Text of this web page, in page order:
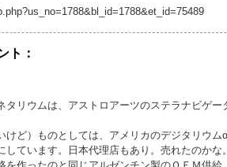
ト：
タリウムは、アストロアーツのステラナビゲ
けど）ものとしては、アメリカのデジタリウ
しています。日本代理店もあり。売れたのか